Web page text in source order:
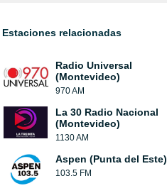
Estaciones relacionadas
Radio Universal
(Montevideo)
970 AM
La 30 Radio Nacional
(Montevideo)
1130 AM
Aspen (Punta del Este)
103.5 FM